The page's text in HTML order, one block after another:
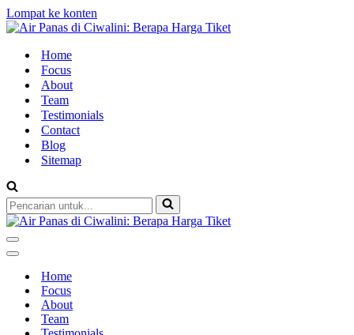
Lompat ke konten
Home
Focus
About
Team
Testimonials
Contact
Blog
Sitemap
Pencarian
untuk...
Menu
Navigasi
Menu
NavigasiHome
Focus
About
Team